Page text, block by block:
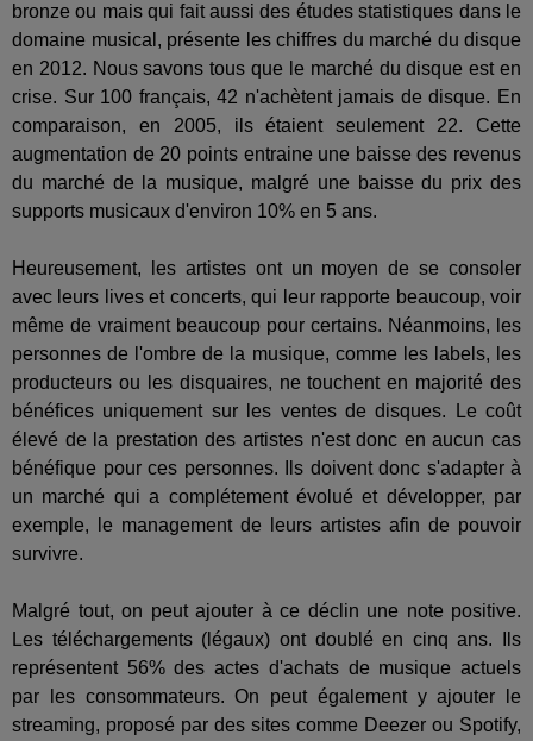
bronze ou mais qui fait aussi des études statistiques dans le
domaine musical, présente les chiffres du marché du disque
en 2012. Nous savons tous que le marché du disque est en
crise. Sur 100 français, 42 n'achètent jamais de disque. En
comparaison, en 2005, ils étaient seulement 22. Cette
augmentation de 20 points entraine une baisse des revenus
du marché de la musique, malgré une baisse du prix des
supports musicaux d'environ 10% en 5 ans.
Heureusement, les artistes ont un moyen de se consoler
avec leurs lives et concerts, qui leur rapporte beaucoup, voir
même de vraiment beaucoup pour certains. Néanmoins, les
personnes de l'ombre de la musique, comme les labels, les
producteurs ou les disquaires, ne touchent en majorité des
bénéfices uniquement sur les ventes de disques. Le coût
élevé de la prestation des artistes n'est donc en aucun cas
bénéfique pour ces personnes. Ils doivent donc s'adapter à
un marché qui a complétement évolué et développer, par
exemple, le management de leurs artistes afin de pouvoir
survivre.
Malgré tout, on peut ajouter à ce déclin une note positive.
Les téléchargements (légaux) ont doublé en cinq ans. Ils
représentent 56% des actes d'achats de musique actuels
par les consommateurs. On peut également y ajouter le
streaming, proposé par des sites comme Deezer ou Spotify,